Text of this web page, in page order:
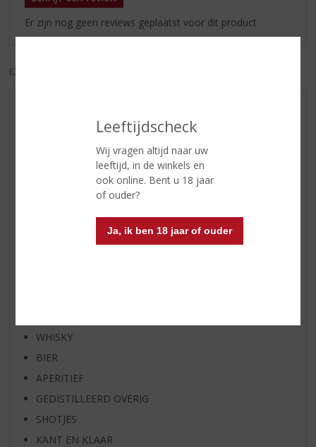
Leeftijdscheck
Wij vragen altijd naar uw
leeftijd, in de winkels en
ook online. Bent u 18 jaar
of ouder?
Ja, ik ben 18 jaar of ouder
Er zijn nog geen reviews geplaatst voor dit product
EXCL. BTW
NIEUWE BIEREN
NIEUWE WHISKY
NIEUW OVERIG
WIJN VAN DE MAAND
WHISKY VAN DE MAAND
RUM VAN DE MAAND
WHISKY
BIER
APERITIEF
GEDISTILLEERD OVERIG
SHOTJES
KANT EN KLAAR